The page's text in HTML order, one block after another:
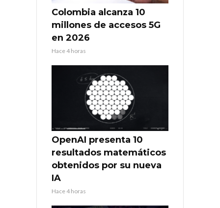
Colombia alcanza 10
millones de accesos 5G
en 2026
Hace 4 horas
OpenAI presenta 10
resultados matemáticos
obtenidos por su nueva
IA
Hace 4 horas